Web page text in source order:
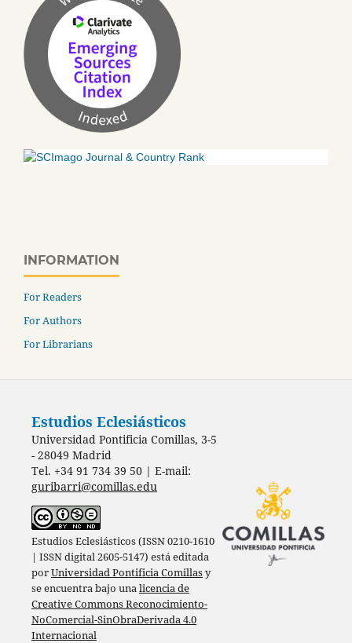
INFORMATION
For Readers
For Authors
For Librarians
Estudios Eclesiásticos
Universidad Pontificia Comillas, 3-5
- 28049 Madrid
Tel. +34 91 734 39 50 | E-mail:
guribarri@comillas.edu
Estudios Eclesiásticos (ISSN 0210-1610
| ISSN digital 2605-5147) está editada
porUniversidad Pontificia Comillasy
se encuentra bajo unalicencia de
Creative Commons Reconocimiento-
NoComercial-SinObraDerivada 4.0
Internacional